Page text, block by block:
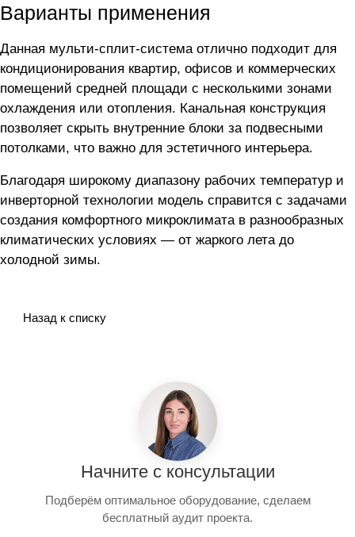
Варианты применения
Данная мульти-сплит-система отлично подходит для
кондиционирования квартир, офисов и коммерческих
помещений средней площади с несколькими зонами
охлаждения или отопления. Канальная конструкция
позволяет скрыть внутренние блоки за подвесными
потолками, что важно для эстетичного интерьера.
Благодаря широкому диапазону рабочих температур и
инверторной технологии модель справится с задачами
создания комфортного микроклимата в разнообразных
климатических условиях — от жаркого лета до
холодной зимы.
Назад к списку
Начните с консультации
Подберём оптимальное оборудование, сделаем
бесплатный аудит проекта.